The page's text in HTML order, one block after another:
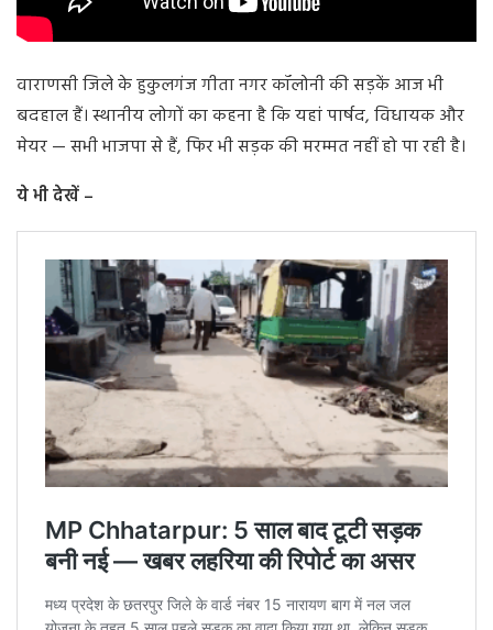
वाराणसी जिले के हुकुलगंज गीता नगर कॉलोनी की सड़कें आज भी
बदहाल हैं। स्थानीय लोगों का कहना है कि यहां पार्षद, विधायक और
मेयर — सभी भाजपा से हैं, फिर भी सड़क की मरम्मत नहीं हो पा रही है।
ये भी देखें –